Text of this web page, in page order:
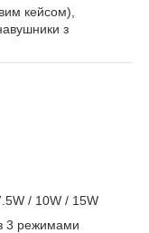
кейсом),
з
/ 10W / 15W
3 режимами